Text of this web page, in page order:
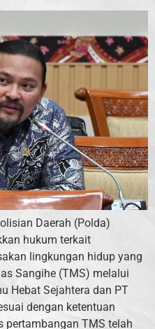
Daerah (Polda)
hukum terkait
lingkungan hidup yang
Sangihe (TMS) melalui
Hebat Sejahtera dan PT
dengan ketentuan
pertambangan TMS telah